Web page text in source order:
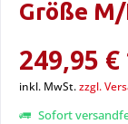
Größe
249,95
inkl. MwSt.zzgl.
Sofort